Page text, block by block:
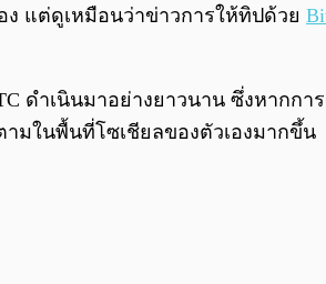
แต่ดูเหมือนว่าข่าวการให้ทิปด้วย
ดำเนินมาอย่างยาวนาน ซึ่งหากกา
มในพื้นที่โซเชียลของตัวเองมากขึ้น